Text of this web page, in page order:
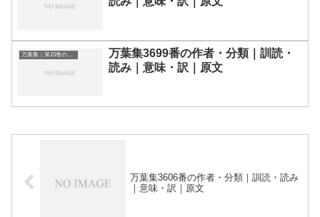
万葉集｜第15巻の和歌一覧
万葉集3699番の作者・分類｜訓読・
読み｜意味・訳｜原文
万葉集3606番の作者・分類｜訓読・読み
｜意味・訳｜原文